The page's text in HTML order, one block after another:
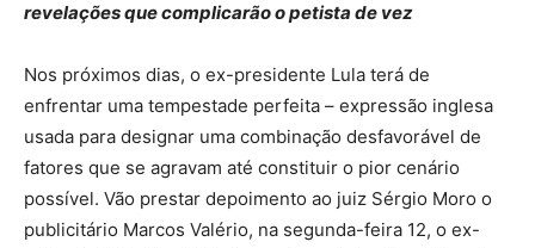
revelações que complicarão o petista de vez
Nos próximos dias, o ex-presidente Lula terá de
enfrentar uma tempestade perfeita – expressão inglesa
usada para designar uma combinação desfavorável de
fatores que se agravam até constituir o pior cenário
possível. Vão prestar depoimento ao juiz Sérgio Moro o
publicitário Marcos Valério, na segunda-feira 12, o ex-